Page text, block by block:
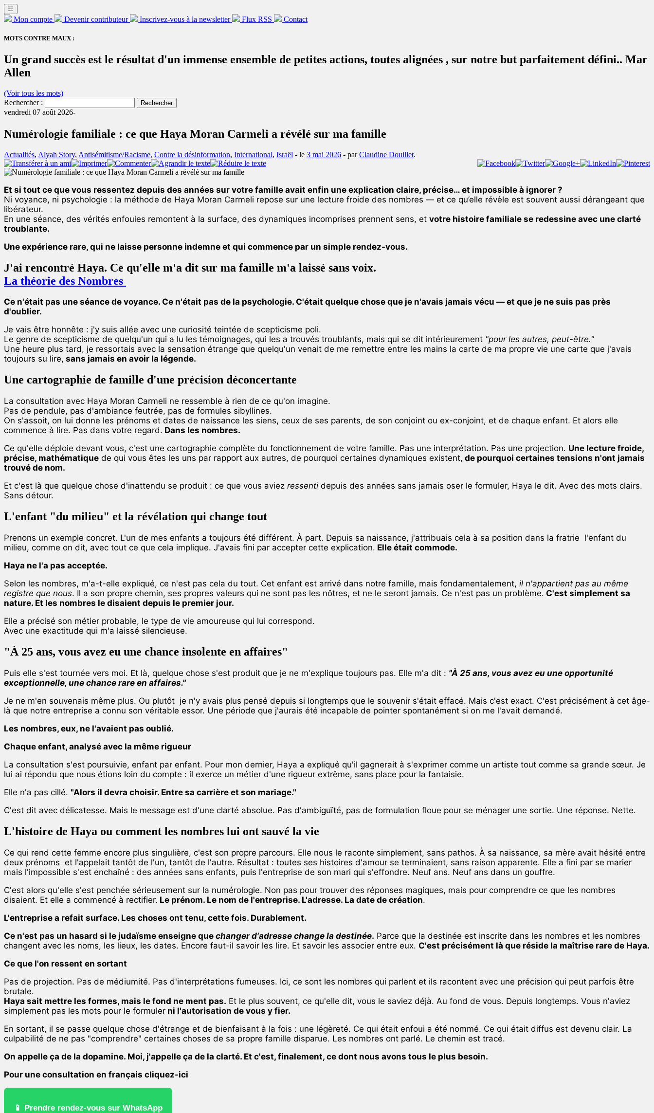
☰
Mon compte Devenir contributeur Inscrivez-vous à la newsletter Flux RSS Contact
MOTS CONTRE MAUX :
Un grand succès est le résultat d'un immense ensemble de petites actions, toutes alignées , sur notre but parfaitement défini.. Mar
Allen
(Voir tous les mots)
Rechercher :
vendredi 07 août 2026-
Numérologie familiale : ce que Haya Moran Carmeli a révélé sur ma famille
Actualités, Alyah Story, Antisémitisme/Racisme, Contre la désinformation, International, Israël - le 3 mai 2026 - parClaudine Douillet.
Et si tout ce que vous ressentez depuis des années sur votre famille avait enfin une explication claire, précise… et impossible à ignorer ?
Ni voyance, ni psychologie : la méthode de Haya Moran Carmeli repose sur une lecture froide des nombres — et ce qu’elle révèle est souvent aussi dérangeant que
libérateur.
En une séance, des vérités enfouies remontent à la surface, des dynamiques incomprises prennent sens, et votre histoire familiale se redessine avec une clarté
troublante.
Une expérience rare, qui ne laisse personne indemne et qui commence par un simple rendez-vous.
J'ai rencontré Haya. Ce qu'elle m'a dit sur ma famille m'a laissé sans voix.
La théorie des Nombres
Ce n'était pas une séance de voyance. Ce n'était pas de la psychologie. C'était quelque chose que je n'avais jamais vécu — et que je ne suis pas près
d'oublier.
Je vais être honnête : j'y suis allée avec une curiosité teintée de scepticisme poli.
Le genre de scepticisme de quelqu'un qui a lu les témoignages, qui les a trouvés troublants, mais qui se dit intérieurement "pour les autres, peut-être."
Une heure plus tard, je ressortais avec la sensation étrange que quelqu'un venait de me remettre entre les mains la carte de ma propre vie une carte que j'avais
toujours su lire, sans jamais en avoir la légende.
Une cartographie de famille d'une précision déconcertante
La consultation avec Haya Moran Carmeli ne ressemble à rien de ce qu'on imagine.
Pas de pendule, pas d'ambiance feutrée, pas de formules sibyllines.
On s'assoit, on lui donne les prénoms et dates de naissance les siens, ceux de ses parents, de son conjoint ou ex-conjoint, et de chaque enfant. Et alors elle
commence à lire. Pas dans votre regard. Dans les nombres.
Ce qu'elle déploie devant vous, c'est une cartographie complète du fonctionnement de votre famille. Pas une interprétation. Pas une projection. Une lecture froide,
précise, mathématique de qui vous êtes les uns par rapport aux autres, de pourquoi certaines dynamiques existent, de pourquoi certaines tensions n'ont jamais
trouvé de nom.
Et c'est là que quelque chose d'inattendu se produit : ce que vous aviez ressentidepuis des années sans jamais oser le formuler, Haya le dit. Avec des mots clairs.
Sans détour.
L'enfant "du milieu" et la révélation qui change tout
Prenons un exemple concret. L'un de mes enfants a toujours été différent. À part. Depuis sa naissance, j'attribuais cela à sa position dans la fratrie l'enfant du
milieu, comme on dit, avec tout ce que cela implique. J'avais fini par accepter cette explication. Elle était commode.
Haya ne l'a pas acceptée.
Selon les nombres, m'a-t-elle expliqué, ce n'est pas cela du tout. Cet enfant est arrivé dans notre famille, mais fondamentalement, il n'appartient pas au même
registre que nous. Il a son propre chemin, ses propres valeurs qui ne sont pas les nôtres, et ne le seront jamais. Ce n'est pas un problème. C'est simplement sa
nature. Et les nombres le disaient depuis le premier jour.
Elle a précisé son métier probable, le type de vie amoureuse qui lui correspond.
Avec une exactitude qui m'a laissé silencieuse.
"À 25 ans, vous avez eu une chance insolente en affaires"
Puis elle s'est tournée vers moi. Et là, quelque chose s'est produit que je ne m'explique toujours pas. Elle m'a dit : "À 25 ans, vous avez eu une opportunité
exceptionnelle, une chance rare en affaires."
Je ne m'en souvenais même plus. Ou plutôt je n'y avais plus pensé depuis si longtemps que le souvenir s'était effacé. Mais c'est exact. C'est précisément à cet âge-
là que notre entreprise a connu son véritable essor. Une période que j'aurais été incapable de pointer spontanément si on me l'avait demandé.
Les nombres, eux, ne l'avaient pas oublié.
Chaque enfant, analysé avec la même rigueur
La consultation s'est poursuivie, enfant par enfant. Pour mon dernier, Haya a expliqué qu'il gagnerait à s'exprimer comme un artiste tout comme sa grande sœur. Je
lui ai répondu que nous étions loin du compte : il exerce un métier d'une rigueur extrême, sans place pour la fantaisie.
Elle n'a pas cillé. "Alors il devra choisir. Entre sa carrière et son mariage."
C'est dit avec délicatesse. Mais le message est d'une clarté absolue. Pas d'ambiguïté, pas de formulation floue pour se ménager une sortie. Une réponse. Nette.
L'histoire de Haya ou comment les nombres lui ont sauvé la vie
Ce qui rend cette femme encore plus singulière, c'est son propre parcours. Elle nous le raconte simplement, sans pathos. À sa naissance, sa mère avait hésité entre
deux prénoms et l'appelait tantôt de l'un, tantôt de l'autre. Résultat : toutes ses histoires d'amour se terminaient, sans raison apparente. Elle a fini par se marier
mais l'impossible s'est enchaîné : des années sans enfants, puis l'entreprise de son mari qui s'effondre. Neuf ans. Neuf ans dans un gouffre.
C'est alors qu'elle s'est penchée sérieusement sur la numérologie. Non pas pour trouver des réponses magiques, mais pour comprendre ce que les nombres
disaient. Et elle a commencé à rectifier. Le prénom. Le nom de l'entreprise. L'adresse. La date de création.
L'entreprise a refait surface. Les choses ont tenu, cette fois. Durablement.
Ce n'est pas un hasard si le judaïsme enseigne que changer d'adresse change la destinée. Parce que la destinée est inscrite dans les nombres et les nombres
changent avec les noms, les lieux, les dates. Encore faut-il savoir les lire. Et savoir les associer entre eux. C'est précisément là que réside la maîtrise rare de Haya.
Ce que l'on ressent en sortant
Pas de projection. Pas de médiumité. Pas d'interprétations fumeuses. Ici, ce sont les nombres qui parlent et ils racontent avec une précision qui peut parfois être
brutale.
Haya sait mettre les formes, mais le fond ne ment pas. Et le plus souvent, ce qu'elle dit, vous le saviez déjà. Au fond de vous. Depuis longtemps. Vous n'aviez
simplement pas les mots pour le formuler ni l'autorisation de vous y fier.
En sortant, il se passe quelque chose d'étrange et de bienfaisant à la fois : une légèreté. Ce qui était enfoui a été nommé. Ce qui était diffus est devenu clair. La
culpabilité de ne pas "comprendre" certaines choses de sa propre famille disparue. Les nombres ont parlé. Le chemin est tracé.
On appelle ça de la dopamine. Moi, j'appelle ça de la clarté. Et c'est, finalement, ce dont nous avons tous le plus besoin.
Pour une consultation en français cliquez-ici
📱 Prendre rendez-vous sur WhatsApp